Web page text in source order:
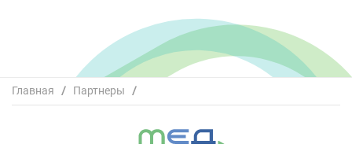
Главная / Партнеры
/
Ассоциация организаторов здравоохранения в